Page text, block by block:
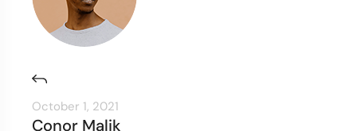
October 1, 2021
Conor Malik